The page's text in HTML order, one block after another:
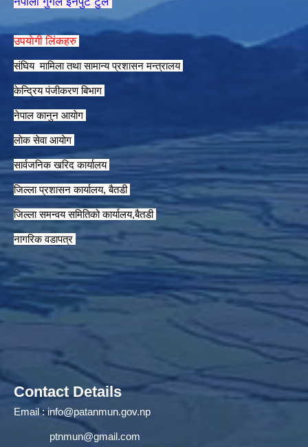
उपयाेगी लिंकहरु
संघिय मामिला तथा सामान्य प्रशासन मन्त्रालय
केन्द्रिय पंजीकरण बिभाग
नेपाल कानुन आयाेग
लाेक सेवा आयाेग
सार्वजनिक खरिद कार्यालय
जिल्ला प्रशासन कार्यालय, बैतडी
जिल्ला समन्वय समितिको कार्यालय,बैतडी
नागरिक वडापत्र
Contact Details
Email :info@patanmun.gov.np
ptnmun@gmail.com